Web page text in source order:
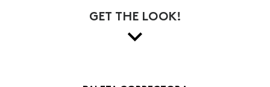
GET THE LOOK!